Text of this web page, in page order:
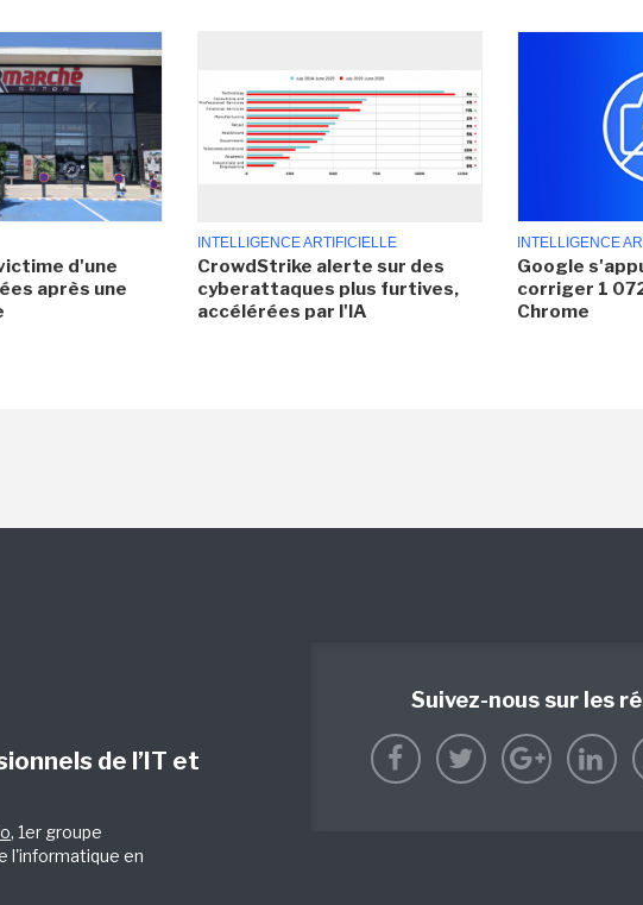
d'une
après une
INTELLIGENCE ARTIFICIELLE
CrowdStrike alerte sur des
cyberattaques plus furtives,
accélérées par l'IA
INTELLIGENCE
Google
corriger 1
Chrome
de l’IT et
, 1er groupe
l'informatique en
Suivez-nous sur les